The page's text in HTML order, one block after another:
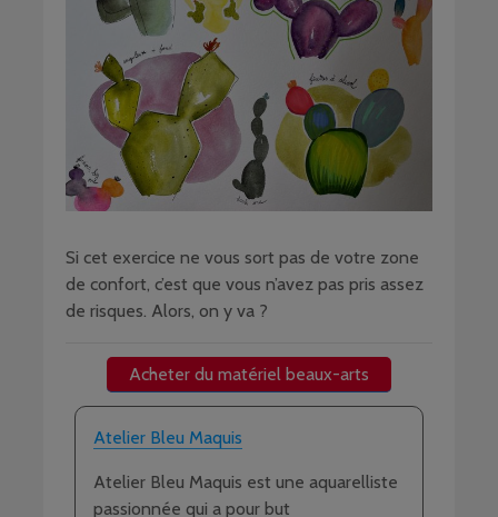
Si cet exercice ne vous sort pas de votre zone
de confort, c’est que vous n’avez pas pris assez
de risques. Alors, on y va ?
Acheter du matériel beaux-arts
Atelier Bleu Maquis
Atelier Bleu Maquis est une aquarelliste
passionnée qui a pour but